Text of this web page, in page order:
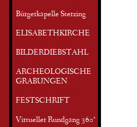
Bürgerkapelle Sterzing
ELISABETHKIRCHE
BILDERDIEBSTAHL
ARCHEOLOGISCHE
GRABUNGEN
FESTSCHRIFT
Virtueller Rundgang 360°